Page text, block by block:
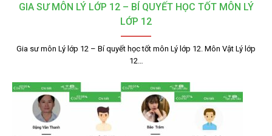
GIA SƯ MÔN LÝ LỚP 12 – BÍ QUYẾT HỌC TỐT MÔN LÝ
LỚP 12
Gia sư môn Lý lớp 12 – Bí quyết học tốt môn Lý lớp 12. Môn Vật Lý lớp
12…